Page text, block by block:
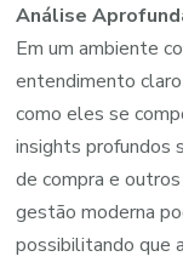
Análise
Em um ambiente
entendimento
como eles se
insights profundos
de compra e
gestão moderna
possibilitando que